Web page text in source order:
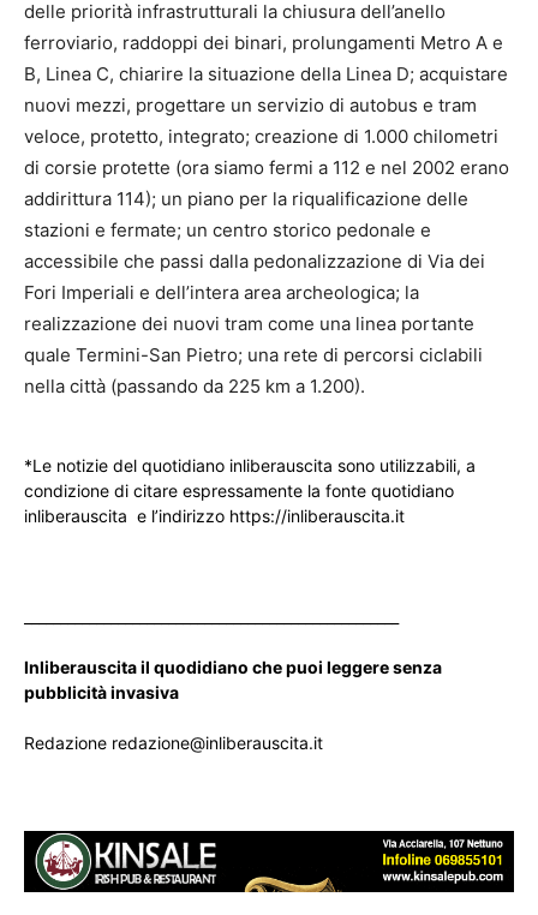
delle priorità infrastrutturali la chiusura dell’anello
ferroviario, raddoppi dei binari, prolungamenti Metro A e
B, Linea C, chiarire la situazione della Linea D; acquistare
nuovi mezzi, progettare un servizio di autobus e tram
veloce, protetto, integrato; creazione di 1.000 chilometri
di corsie protette (ora siamo fermi a 112 e nel 2002 erano
addirittura 114); un piano per la riqualificazione delle
stazioni e fermate; un centro storico pedonale e
accessibile che passi dalla pedonalizzazione di Via dei
Fori Imperiali e dell’intera area archeologica; la
realizzazione dei nuovi tram come una linea portante
quale Termini-San Pietro; una rete di percorsi ciclabili
nella città (passando da 225 km a 1.200).
*Le notizie del quotidiano inliberauscita sono utilizzabili, a
condizione di citare espressamente la fonte quotidiano
inliberauscita e l’indirizzo https://inliberauscita.it
Inliberauscita il quodidiano che puoi leggere senza
pubblicità invasiva
Redazione redazione@inliberauscita.it